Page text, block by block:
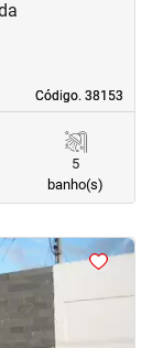
Código. 38153
Código. 38153
5
banho(s)